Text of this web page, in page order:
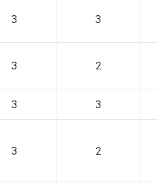
3 3
3 2
3 3
3 2